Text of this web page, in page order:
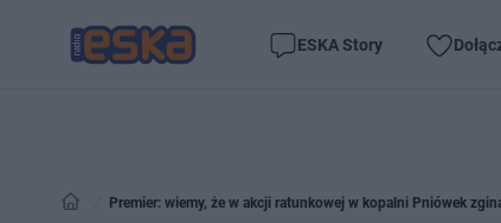
ESKA Story
Premier: wiemy, że w akcji ratunkowej w kopalni Pniówek